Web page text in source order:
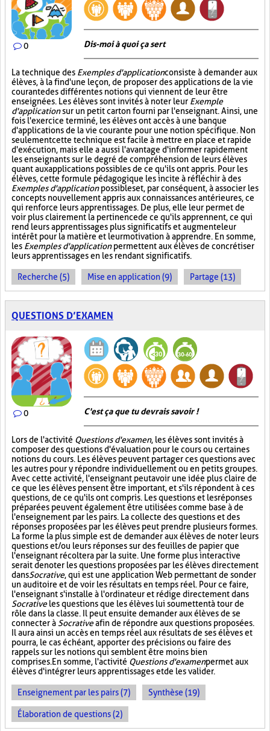
0 Dis-moi à quoi ça sert
La technique des Exemples d'applicationconsiste à demander aux
élèves, à la fin d'une leçon, de proposer des applications de la vie
courante des différentes notions qui viennent de leur être
enseignées. Les élèves sont invités à noter leur Exemple
d'applicationsur un petit carton fourni par l'enseignant. Ainsi, une
fois l'exercice terminé, les élèves ont accès à une banque
d'applications de la vie courante pour une notion spécifique. Non
seulement cette technique est facile à mettre en place et rapide
d'exécution, mais elle a aussi l'avantage d'informer rapidement
les enseignants sur le degré de compréhension de leurs élèves
quant aux applications possibles de ce qu'ils ont appris. Pour les
élèves, cette formule pédagogique les incite à réfléchir à des
Exemples d'applicationpossibles et, par conséquent, à associer les
concepts nouvellement appris aux connaissances antérieures, ce
qui renforce leurs apprentissages. De plus, elle leur permet de
voir plus clairement la pertinence de ce qu'ils apprennent, ce qui
rend leurs apprentissages plus significatifs et augmente leur
intérêt pour la matière et leur motivation à apprendre. En somme,
les Exemples d'applicationpermettent aux élèves de concrétiser
leurs apprentissages en les rendant significatifs.
Recherche (5) Mise en application (9) Partage (13)
QUESTIONS D’EXAMEN
0 C'est ça que tu devrais savoir !
Lors de l'activité Questions d'examen, les élèves sont invités à
composer des questions d'évaluation pour le cours ou certaines
notions du cours. Les élèves peuvent partager ces questions avec
les autres pour y répondre individuellement ou en petits groupes.
Avec cette activité, l'enseignant peut avoir une idée plus claire de
ce que les élèves pensent être important, et s'ils répondent à ces
questions, de ce qu'ils ont compris. Les questions et les réponses
préparées peuvent également être utilisées comme base à de
l'enseignement par les pairs. La collecte des questions et des
réponses proposées par les élèves peut prendre plusieurs formes.
La forme la plus simple est de demander aux élèves de noter leurs
questions et/ou leurs réponses sur des feuilles de papier que
l'enseignant récoltera par la suite. Une forme plus interactive
serait de noter les questions proposées par les élèves directement
dansSocrative, qui est une application Web permettant de sonder
un auditoire et de voir les résultats en temps réel. Pour ce faire,
l'enseignant s'installe à l'ordinateur et rédige directement dans
Socrativeles questions que les élèves lui soumettent à tour de
rôle dans la classe. Il peut ensuite demander aux élèves de se
connecter à Socrativeafin de répondre aux questions proposées.
Il aura ainsi un accès en temps réel aux résultats de ses élèves et
pourra, le cas échéant, apporter des précisions ou faire des
rappels sur les notions qui semblent être moins bien
comprises. En somme, l'activité Questions d'examenpermet aux
élèves d'intégrer leurs apprentissages et de les valider.
Enseignement par les pairs (7) Synthèse (19)
Élaboration de questions (2)